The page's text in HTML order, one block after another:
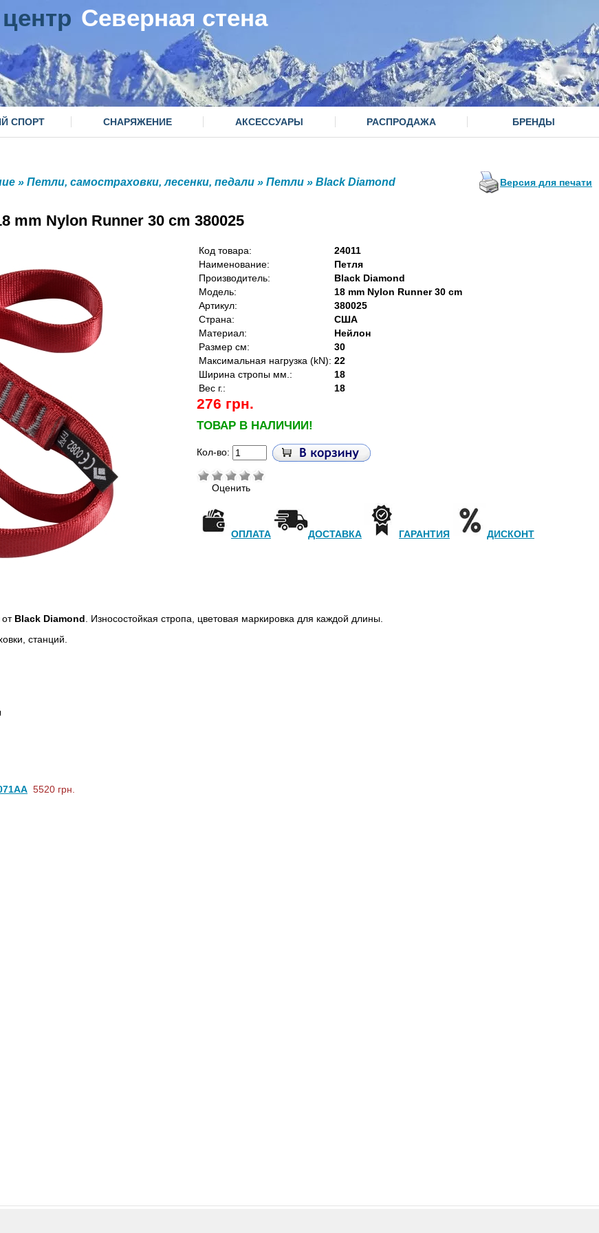
Северная стена
СПОРТ СНАРЯЖЕНИЕ АКСЕССУАРЫ РАСПРОДАЖА БРЕНДЫ
» Петли, самостраховки, лесенки, педали » Петли » Black Diamond Версия для печати
mm Nylon Runner 30 cm 380025
Код товара:
24011
Наименование:
Петля
Производитель:
Black Diamond
Модель:
18 mm Nylon Runner 30 cm
Артикул:
380025
Страна:
CША
Материал:
Нейлон
Размер см:
30
Максимальная нагрузка (kN): 22
Ширина стропы мм.:
18
Вес г.:
18
276 грн.
ТОВАР В НАЛИЧИИ!
Кол-во:
Оценить
ОПЛАТА ДОСТАВКА ГАРАНТИЯ ДИСКОНТ
Black Diamond . Износостойкая стропа, цветовая маркировка для каждой длины.
станций.
5520 грн.